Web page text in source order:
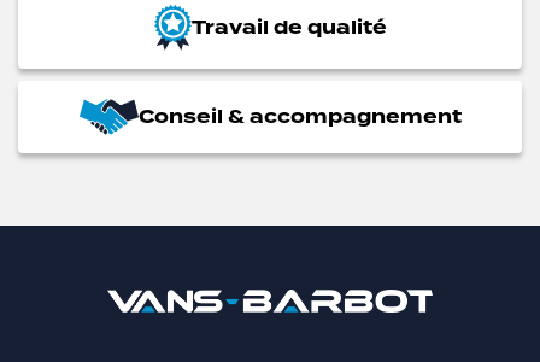
Travail de qualité
Conseil & accompagnement